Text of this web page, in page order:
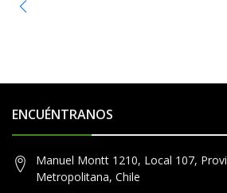
ENCUÉNTRANOS
Manuel Montt 1210, Local 107,
Metropolitana, Chile